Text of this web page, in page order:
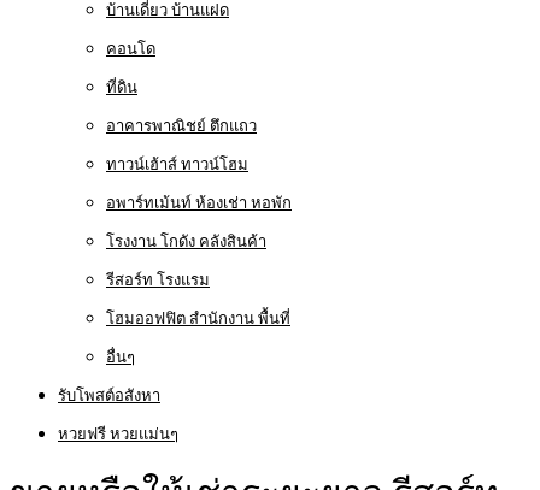
บ้านเดี่ยว บ้านแฝด
คอนโด
ที่ดิน
อาคารพาณิชย์ ตึกแถว
ทาวน์เฮ้าส์ ทาวน์โฮม
อพาร์ทเม้นท์ ห้องเช่า หอพัก
โรงงาน โกดัง คลังสินค้า
รีสอร์ท โรงแรม
โฮมออฟฟิต สำนักงาน พื้นที่
อื่นๆ
รับโพสต์อสังหา
หวยฟรี หวยแม่นๆ